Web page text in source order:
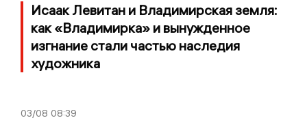
Исаак Левитан и Владимирская земля:
как «Владимирка» и вынужденное
изгнание стали частью наследия
художника
03/08 08:39